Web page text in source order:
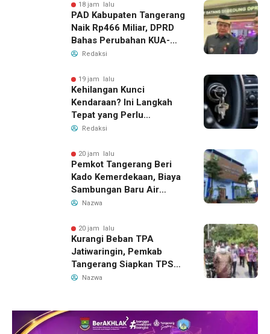
18 jam lalu
PAD Kabupaten Tangerang
Naik Rp466 Miliar, DPRD
Bahas Perubahan KUA-
PPAS 2026
Redaksi
19 jam lalu
Kehilangan Kunci
Kendaraan? Ini Langkah
Tepat yang Perlu
Dilakukan
Redaksi
20 jam lalu
Pemkot Tangerang Beri
Kado Kemerdekaan, Biaya
Sambungan Baru Air
Bersih Dipangkas Jadi
Nazwa
20 jam lalu
Kurangi Beban TPA
Jatiwaringin, Pemkab
Tangerang Siapkan TPS3R
Baru di Tigaraksa
Nazwa